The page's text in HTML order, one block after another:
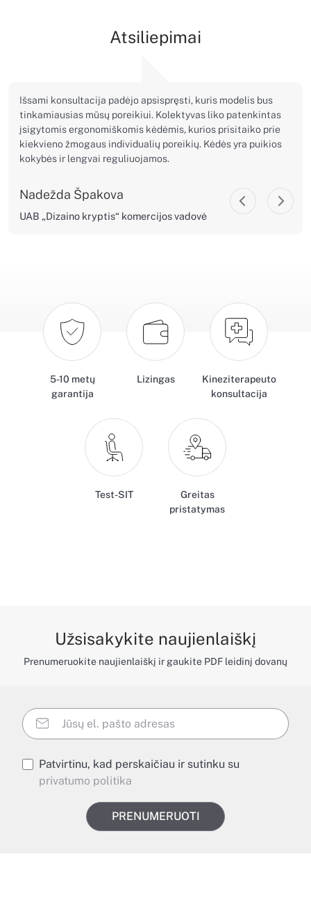
Atsiliepimai
Išsami konsultacija padėjo apsispręsti, kuris modelis bus
tinkamiausias mūsų poreikiui. Kolektyvas liko patenkintas
įsigytomis ergonomiškomis kėdėmis, kurios prisitaiko prie
kiekvieno žmogaus individualių poreikių. Kėdės yra puikios
kokybės ir lengvai reguliuojamos.
Nadežda Špakova
UAB „Dizaino kryptis“ komercijos vadovė
5-10 metų
garantija
Lizingas
Kineziterapeuto
konsultacija
Test-SIT
Greitas
pristatymas
Užsisakykite naujienlaiškį
Prenumeruokite naujienlaiškį ir gaukite PDF leidinį dovanų
Patvirtinu, kad perskaičiau ir sutinku su
privatumo politika
PRENUMERUOTI